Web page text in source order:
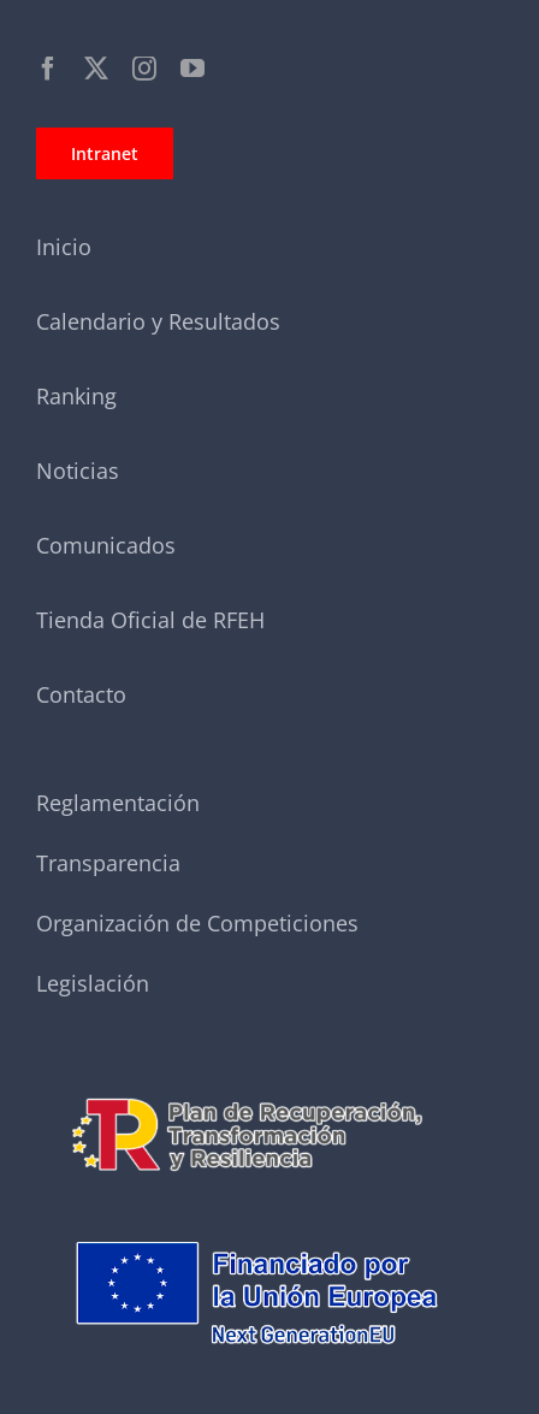
Intranet
Inicio
Calendario y Resultados
Ranking
Noticias
Comunicados
Tienda Oficial de RFEH
Contacto
Reglamentación
Transparencia
Organización de Competiciones
Legislación